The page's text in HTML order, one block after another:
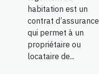
habitation est un
contrat d’assurance
qui permet à un
propriétaire ou
locataire de...